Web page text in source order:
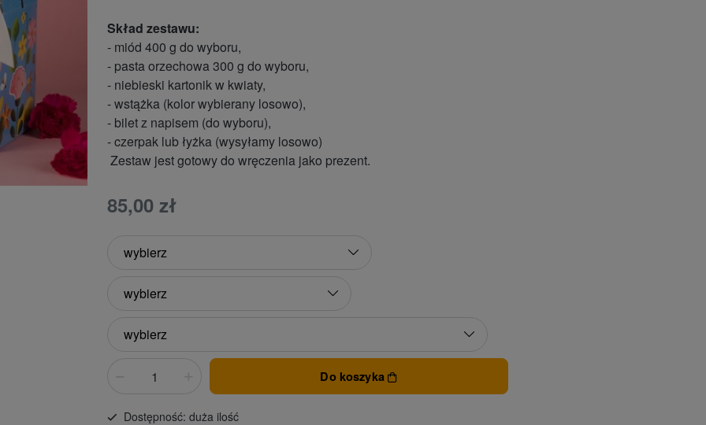
Skład zestawu:
- miód 400 g do wyboru,
- pasta orzechowa 300 g do wyboru,
- niebieski kartonik w kwiaty,
- wstążka (kolor wybierany losowo),
- bilet z napisem (do wyboru),
- czerpak lub łyżka (wysyłamy losowo)
Zestaw jest gotowy do wręczenia jako prezent.
85,00 zł
Do koszyka
Dostępność: duża ilość